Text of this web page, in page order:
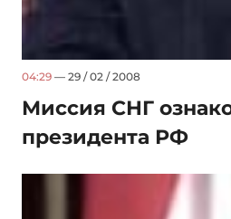
04:29 — 29 / 02 / 2008
Миссия СНГ
президента РФ